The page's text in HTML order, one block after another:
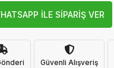
İLE SİPARİŞ VER
Güvenli Alışveriş